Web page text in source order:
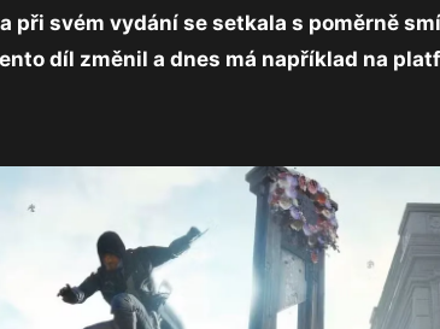
při svém vydání se setkala s poměrně
díl změnil a dnes má například na